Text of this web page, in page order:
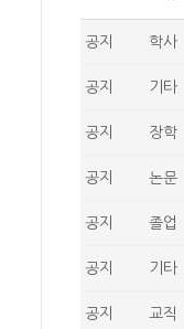
공지 학사
공지 기타
공지 장학
공지 논문
공지 졸업
공지 기타
공지 교직